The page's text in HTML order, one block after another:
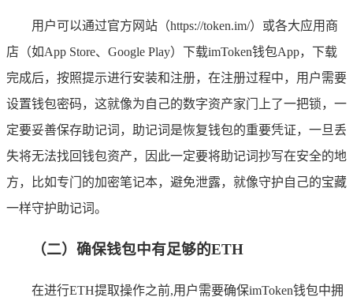
用户可以通过官方网站（https://token.im/）或各大应用商
店（如App Store、Google Play）下载imToken钱包App，下载
完成后，按照提示进行安装和注册，在注册过程中，用户需要
设置钱包密码，这就像为自己的数字资产家门上了一把锁，一
定要妥善保存助记词，助记词是恢复钱包的重要凭证，一旦丢
失将无法找回钱包资产，因此一定要将助记词抄写在安全的地
方，比如专门的加密笔记本，避免泄露，就像守护自己的宝藏
一样守护助记词。
（二）确保钱包中有足够的ETH
在进行ETH提取操作之前,用户需要确保imToken钱包中拥